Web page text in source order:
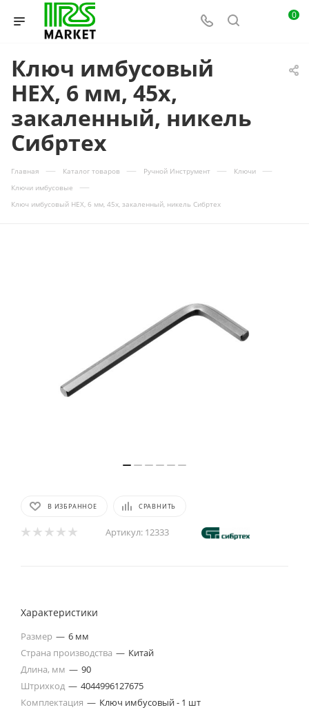
0
Ключ имбусовый
HEX, 6 мм, 45x,
закаленный, никель
Сибртех
Главная — Каталог товаров — Ручной Инструмент — Ключи —
Ключи имбусовые —
Ключ имбусовый HEX, 6 мм, 45x, закаленный, никель Сибртех
В ИЗБРАННОЕ СРАВНИТЬ
Артикул: 12333
Характеристики
Размер — 6 мм
Страна производства — Китай
Длина, мм — 90
Штрихкод — 4044996127675
Комплектация — Ключ имбусовый - 1 шт